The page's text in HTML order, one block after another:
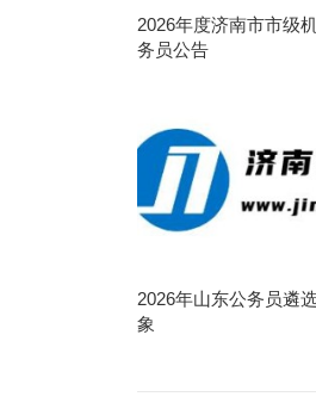
2026年度济南市市级
务员公告
2026年山东公务员遴
象